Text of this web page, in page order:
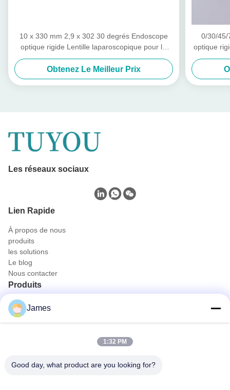
10 x 330 mm 2,9 x 302 30 degrés Endoscope
optique rigide Lentille laparoscopique pour la
laparoscopie Hystéroscopie
Obtenez Le Meilleur Prix
0/30/45/
optique
ORL
Les réseaux sociaux
Lien Rapide
À propos de nous
produits
les solutions
Le blog
Nous contacter
Produits
Caméra d' endoscope portable
Caméra médicale d'Endoscope
système de caméra de l'Endoscope 4K
Plein système de caméra d'Endoscope de HD
Tout en une seule caméra d'endoscopie médicale
Contactez rapidement
James
1:32 PM
Good day, what product are you looking for?